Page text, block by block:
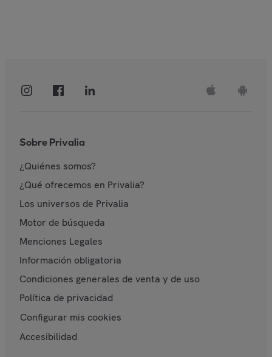
Sobre Privalia
¿Quiénes somos?
¿Qué ofrecemos en Privalia?
Los universos de Privalia
Motor de búsqueda
Menciones Legales
Información obligatoria
Condiciones generales de venta y de uso
Política de privacidad
Configurar mis cookies
Accesibilidad